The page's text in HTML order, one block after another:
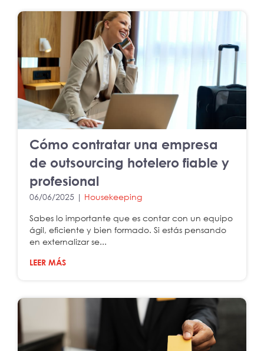
Cómo contratar una empresa
de outsourcing hotelero fiable y
profesional
06/06/2025 | Housekeeping
Sabes lo importante que es contar con un equipo
ágil, eficiente y bien formado. Si estás pensando
en externalizar se...
LEER MÁS